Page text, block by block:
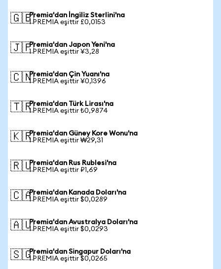
🇬🇧Premia'dan İngiliz Sterlini'na
1 PREMIA eşittir £0,0153
🇯🇵Premia'dan Japon Yeni'na
1 PREMIA eşittir ¥3,28
🇨🇳Premia'dan Çin Yuanı'na
1 PREMIA eşittir ¥0,1396
🇹🇷Premia'dan Türk Lirası'na
1 PREMIA eşittir ₺0,9874
🇰🇷Premia'dan Güney Kore Wonu'na
1 PREMIA eşittir ₩29,31
🇷🇺Premia'dan Rus Rublesi'na
1 PREMIA eşittir ₽1,69
🇨🇦Premia'dan Kanada Doları'na
1 PREMIA eşittir $0,0289
🇦🇺Premia'dan Avustralya Doları'na
1 PREMIA eşittir $0,0293
🇸🇬Premia'dan Singapur Doları'na
1 PREMIA eşittir $0,0265